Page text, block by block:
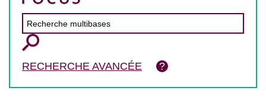
RECHERCHE AVANCÉE